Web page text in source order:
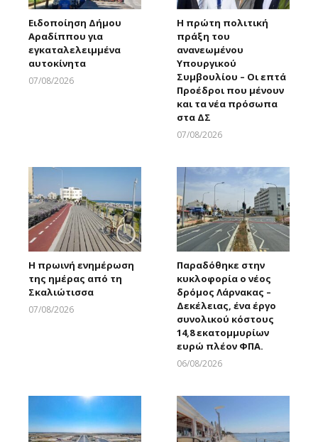
Ειδοποίηση Δήμου
Αραδίππου για
εγκαταλελειμμένα
αυτοκίνητα
07/08/2026
Η πρώτη πολιτική
πράξη του
ανανεωμένου
Υπουργικού
Συμβουλίου – Οι επτά
Προέδροι που μένουν
και τα νέα πρόσωπα
στα ΔΣ
07/08/2026
Η πρωινή ενημέρωση
της ημέρας από τη
Σκαλιώτισσα
07/08/2026
Παραδόθηκε στην
κυκλοφορία ο νέος
δρόμος Λάρνακας –
Δεκέλειας, ένα έργο
συνολικού κόστους
14,8 εκατομμυρίων
ευρώ πλέον ΦΠΑ.
06/08/2026